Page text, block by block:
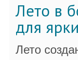
Лето в
для
Лето